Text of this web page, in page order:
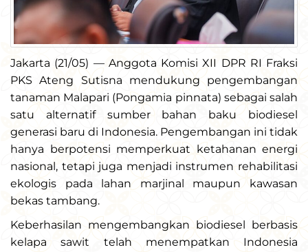
Jakarta (21/05) — Anggota Komisi XII DPR RI Fraksi
PKS Ateng Sutisna mendukung pengembangan
tanaman Malapari (Pongamia pinnata) sebagai salah
satu alternatif sumber bahan baku biodiesel
generasi baru di Indonesia. Pengembangan ini tidak
hanya berpotensi memperkuat ketahanan energi
nasional, tetapi juga menjadi instrumen rehabilitasi
ekologis pada lahan marjinal maupun kawasan
bekas tambang.
Keberhasilan mengembangkan biodiesel berbasis
kelapa sawit telah menempatkan Indonesia